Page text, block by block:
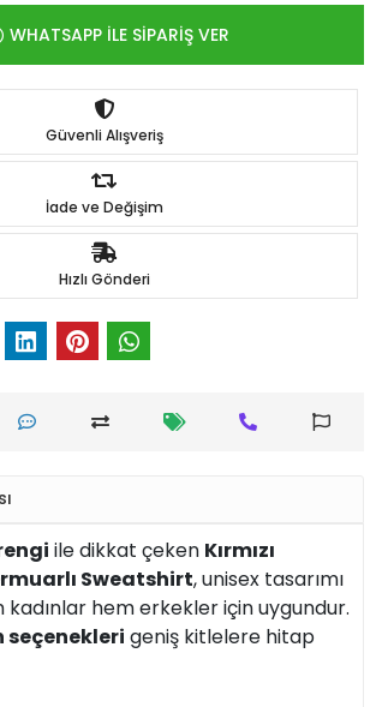
WHATSAPP İLE SİPARİŞ VER
Güvenli Alışveriş
İade ve Değişim
Hızlı Gönderi
ile dikkat çeken Kırmızı
Sweatshirt, unisex tasarımı
kadınlar hem erkekler için uygundur.
seçenekleri geniş kitlelere hitap